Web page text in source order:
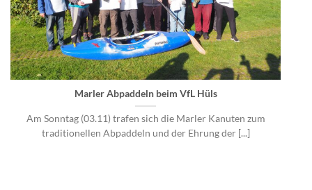
Marler Abpaddeln beim VfL Hüls
Am Sonntag (03.11) trafen sich die Marler Kanuten zum
traditionellen Abpaddeln und der Ehrung der [...]